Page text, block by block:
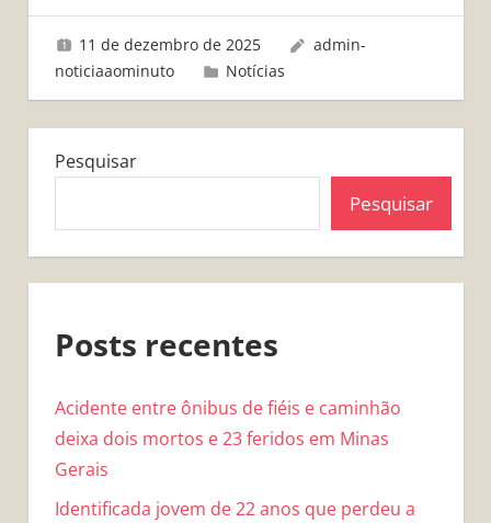
11 de dezembro de 2025
admin-
noticiaaominuto
Notícias
Pesquisar
Pesquisar
Posts recentes
Acidente entre ônibus de fiéis e caminhão
deixa dois mortos e 23 feridos em Minas
Gerais
Identificada jovem de 22 anos que perdeu a